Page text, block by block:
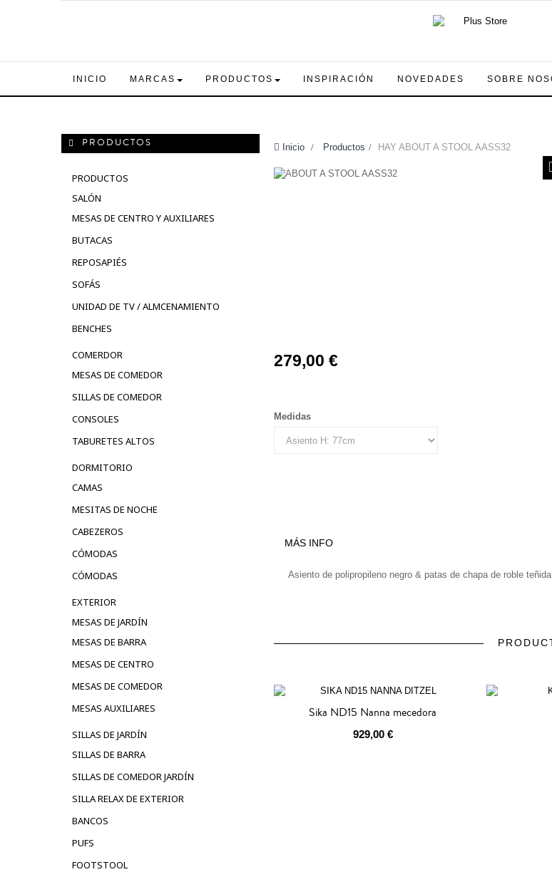
INICIO MARCAS PRODUCTOS INSPIRACIÓN NOVEDADES SOBRE
PRODUCTOS
PRODUCTOS
SALÓN
MESAS DE CENTRO Y AUXILIARES
BUTACAS
REPOSAPIÉS
SOFÁS
UNIDAD DE TV / ALMCENAMIENTO
BENCHES
COMERDOR
MESAS DE COMEDOR
SILLAS DE COMEDOR
CONSOLES
TABURETES ALTOS
DORMITORIO
CAMAS
MESITAS DE NOCHE
CABEZEROS
CÓMODAS
CÓMODAS
EXTERIOR
MESAS DE JARDÍN
MESAS DE BARRA
MESAS DE CENTRO
MESAS DE COMEDOR
MESAS AUXILIARES
SILLAS DE JARDÍN
SILLAS DE BARRA
SILLAS DE COMEDOR JARDÍN
SILLA RELAX DE EXTERIOR
BANCOS
PUFS
FOOTSTOOL
Inicio > Productos > HAY ABOUT A STOOL AASS32
279,00 €
Medidas
MÁS INFO
Asiento de polipropileno negro & patas de chapa de roble
AGOTADO
Sika ND15 Nanna mecedora
929,00 €